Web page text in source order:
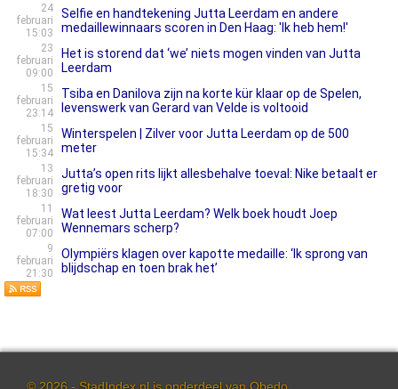
24
februari
15:03
Selfie en handtekening Jutta Leerdam en andere
medaillewinnaars scoren in Den Haag: 'Ik heb hem!'
23
februari
09:00
Het is storend dat ‘we’ niets mogen vinden van Jutta
Leerdam
15
februari
23:14
Tsiba en Danilova zijn na korte kür klaar op de Spelen,
levenswerk van Gerard van Velde is voltooid
15
februari
15:34
Winterspelen | Zilver voor Jutta Leerdam op de 500
meter
13
februari
18:30
Jutta’s open rits lijkt allesbehalve toeval: Nike betaalt er
gretig voor
11
februari
07:00
Wat leest Jutta Leerdam? Welk boek houdt Joep
Wennemars scherp?
9
februari
21:30
Olympiërs klagen over kapotte medaille: ‘Ik sprong van
blijdschap en toen brak het’